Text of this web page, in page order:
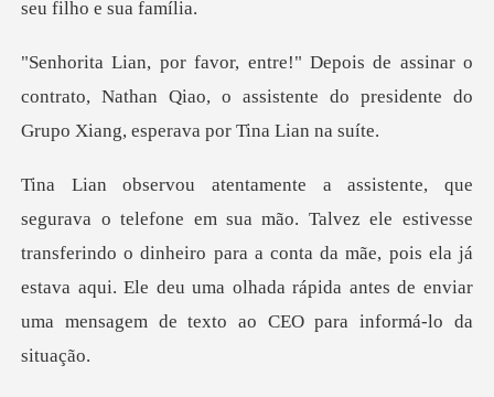
ar o
contrato, Nathan Qiao, o assistente do preside
e estivesse
transferindo o dinheiro para a conta da mãe, pois ela já
estava aqui. Ele deu